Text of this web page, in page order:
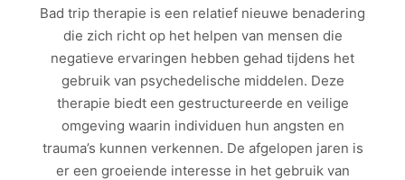
Bad trip therapie is een relatief nieuwe benadering
die zich richt op het helpen van mensen die
negatieve ervaringen hebben gehad tijdens het
gebruik van psychedelische middelen. Deze
therapie biedt een gestructureerde en veilige
omgeving waarin individuen hun angsten en
trauma’s kunnen verkennen. De afgelopen jaren is
er een groeiende interesse in het gebruik van